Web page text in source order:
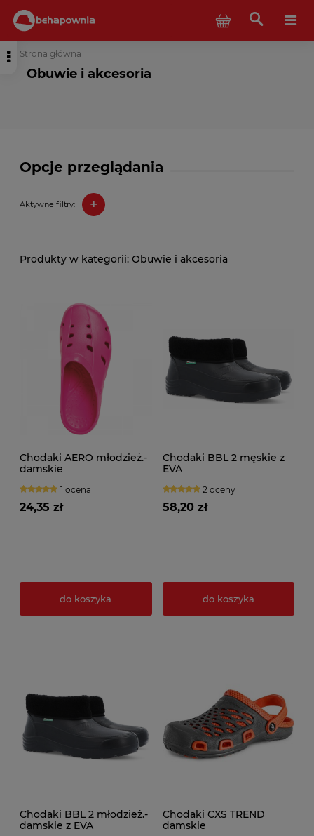
Strona główna
Obuwie i akcesoria
Opcje przeglądania
Aktywne filtry: +
Obuwie i akcesoria
Chodaki AERO młodzież.-
damskie
1 ocena
24,35 zł
do koszyka
Chodaki BBL 2 męskie z
EVA
2 oceny
58,20 zł
do koszyka
Chodaki BBL 2 młodzież.-
damskie z EVA
Chodaki CXS TREND
damskie